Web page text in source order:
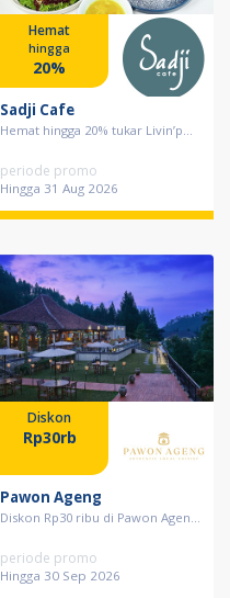
Hemat
hingga
20%
Sadji Cafe
Hemat hingga 20% tukar Livin’p...
periode promo
Hingga 31 Aug 2026
Diskon
Rp30rb
Pawon Ageng
Diskon Rp30 ribu di Pawon Agen...
periode promo
Hingga 30 Sep 2026